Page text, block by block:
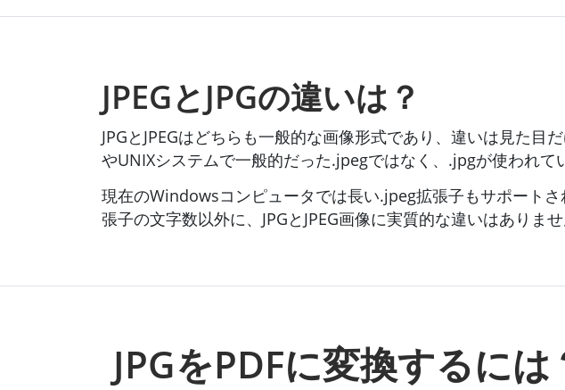
JPEGとJPGの違いは？
JPGとJPEGはどちらも一般的な画像形式であり、違いは見た
やUNIXシステムで一般的だった.jpegではなく、.jpgが使われて
現在のWindowsコンピュータでは長い.jpeg拡張子もサポート
張子の文字数以外に、JPGとJPEG画像に実質的な違いはありませ
JPGをPDFに変換するには